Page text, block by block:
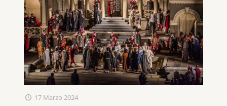
17 Marzo 2024